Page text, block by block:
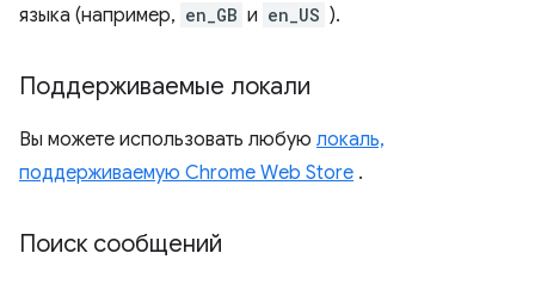
языка (например, en_GB и en_US ).
Поддерживаемые локали
Вы можете использовать любую локаль,
поддерживаемую Chrome Web Store .
Поиск сообщений